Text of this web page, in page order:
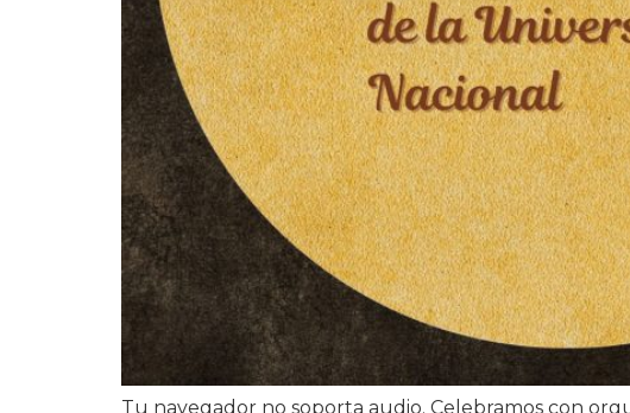
Tu navegador no soporta audio. Celebramos con